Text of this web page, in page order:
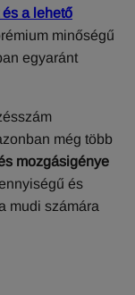
a lehető
minőségű
egyaránt
még több
mozgásigénye
és
mudi számára